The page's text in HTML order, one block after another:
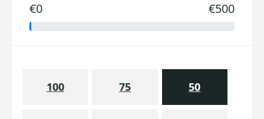
€0 €500
100 75 50